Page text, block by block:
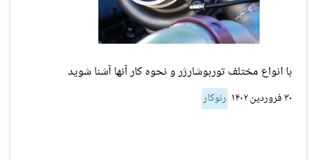
با انواع مختلف توربوشارژر و نحوه کار آنها آشنا شوید
۳۰ فروردین ۱۴۰۲ رنوکار